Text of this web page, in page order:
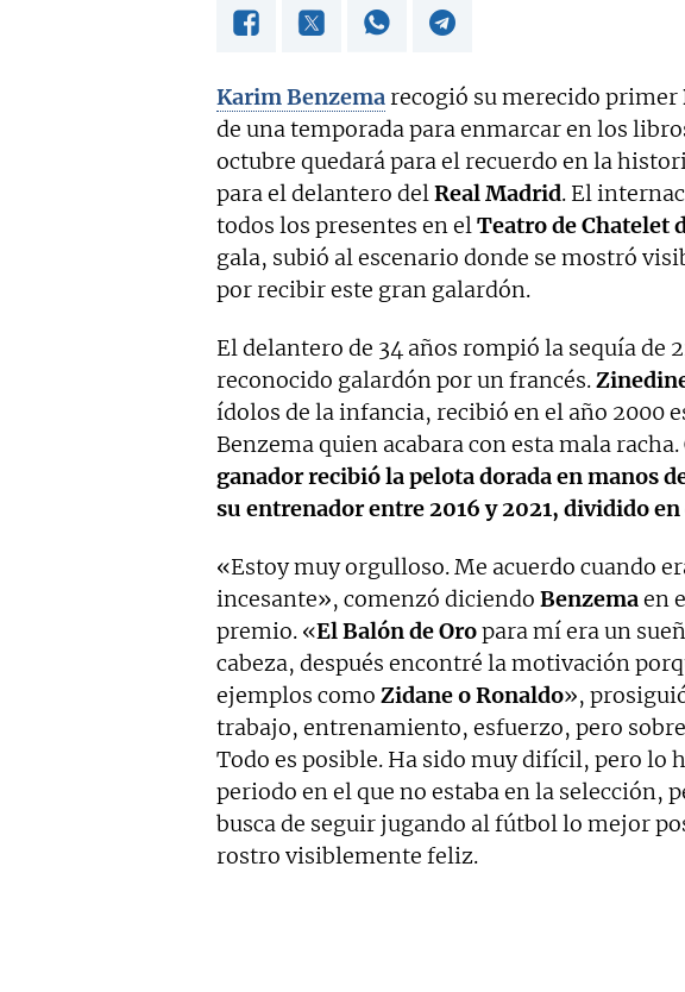
Karim Benzemarecogió su merecido primer
de una temporada para enmarcar en los
octubre quedará para el recuerdo en la
para el delantero delReal Madrid. El
todos los presentes en elTeatro de Chatelet
gala, subió al escenario donde se mostró
por recibir este gran galardón.
El delantero de 34 años rompió la sequía de
reconocido galardón por un francés.
ídolos de la infancia, recibió en el año 2000
Benzema quien acabara con esta mala racha.
ganador recibió la pelota dorada en manos
su entrenador entre 2016 y 2021, dividido en
«Estoy muy orgulloso. Me acuerdo cuando
incesante», comenzó diciendo Benzemaen
premio. «El Balón de Oropara mí era un
cabeza, después encontré la motivación
ejemplos como Zidane o Ronaldo»,
trabajo, entrenamiento, esfuerzo, pero
Todo es posible. Ha sido muy difícil, pero lo
periodo en el que no estaba en la selección,
busca de seguir jugando al fútbol lo mejor
rostro visiblemente feliz.